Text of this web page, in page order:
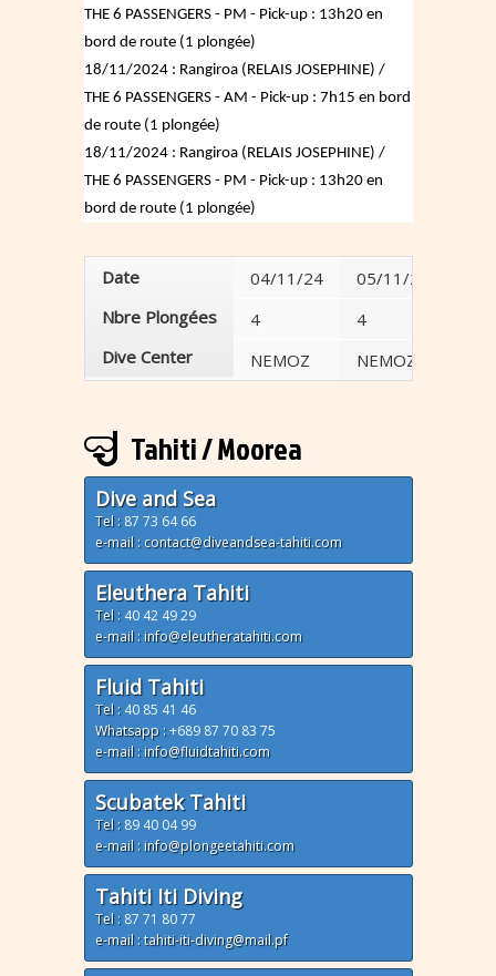
THE 6 PASSENGERS - PM - Pick-up : 13h20 en
bord de route (1 plongée)
18/11/2024 : Rangiroa (RELAIS JOSEPHINE) /
THE 6 PASSENGERS - AM - Pick-up : 7h15 en bord
de route (1 plongée)
18/11/2024 : Rangiroa (RELAIS JOSEPHINE) /
THE 6 PASSENGERS - PM - Pick-up : 13h20 en
bord de route (1 plongée)
Date
Nbre Plongées
Dive Center
04/11/24
4
NEMOZ
05/11/24
4
NEMOZ
Tahiti / Moorea
Dive and Sea
Tel : 87 73 64 66
e-mail : contact@diveandsea-tahiti.com
Eleuthera Tahiti
Tel : 40 42 49 29
e-mail : info@eleutheratahiti.com
Fluid Tahiti
Tel : 40 85 41 46
Whatsapp :+689 87 70 83 75
e-mail : info@fluidtahiti.com
Scubatek Tahiti
Tel : 89 40 04 99
e-mail : info@plongeetahiti.com
Tahiti Iti Diving
Tel : 87 71 80 77
e-mail : tahiti-iti-diving@mail.pf